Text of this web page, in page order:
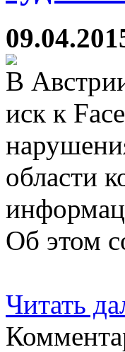
В
иск к
области
Об этом
Читать